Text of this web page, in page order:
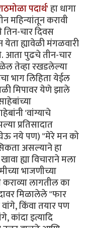
पदार्थ'हा धागा
महिन्यांतून करावी
तिन-चार दिवस
ह्यावेळी मंगळवारी
पुढचे तीन-चार
तेव्हा रखडलेल्या
भाग लिहिता येईल
मिपावर येणे झाले
'वांग्याचे
प्रतिसादात
नये पण) "मेरे मन को
असल्याने हा
ह्या विचाराने मला
भाजणीच्या
लागतील का
मिळालेले "फार
किंवा तयार पण
कांदा इत्यादि